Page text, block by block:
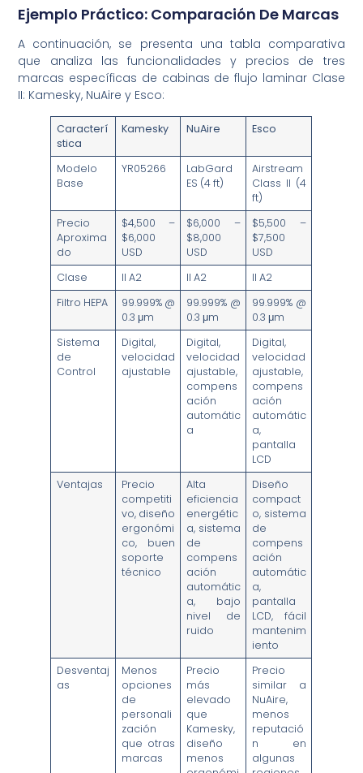
Ejemplo Práctico: Comparación De Marcas
A continuación, se presenta una tabla comparativa
que analiza las funcionalidades y precios de tres
marcas específicas de cabinas de flujo laminar Clase
II: Kamesky, NuAire y Esco:
Caracterí
stica
Kamesky NuAire Esco
Modelo
Base
YR05266
LabGard
ES (4 ft)
Airstream
Class II (4
ft)
Precio
Aproxima
do
$4,500 –
$6,000
USD
$6,000 –
$8,000
USD
$5,500 –
$7,500
USD
Clase
II A2 II A2
II A2
Filtro HEPA
99.999% @
0.3 μm
99.999% @
0.3 μm
99.999% @
0.3 μm
Sistema
de
Control
Digital,
velocidad
ajustable
Digital,
velocidad
ajustable,
compens
ación
automátic
a
Digital,
velocidad
ajustable,
compens
ación
automátic
a,
pantalla
LCD
Ventajas
Precio
competiti
vo, diseño
ergonómi
co, buen
soporte
técnico
Alta
eficiencia
energétic
a, sistema
de
compens
ación
automátic
a, bajo
nivel de
ruido
Diseño
compact
o, sistema
de
compens
ación
automátic
a,
pantalla
LCD, fácil
mantenim
iento
Desventaj
as
Menos
opciones
de
personali
zación
que otras
marcas
Precio
más
elevado
que
Kamesky,
diseño
menos
Precio
similar a
NuAire,
menos
reputació
n en
algunas